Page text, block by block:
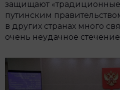
защищают
путинским
в других странах много
очень неудачное стечение